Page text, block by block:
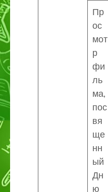
Пр
ос
мот
р
фи
ль
ма,
пос
вя
ще
нн
ый
Дн
ю